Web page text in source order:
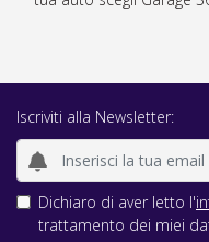
Iscriviti alla Newsletter:
Dichiaro di aver letto l'
trattamento dei miei